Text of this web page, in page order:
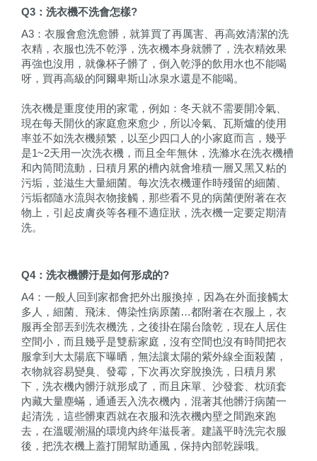
Q3 ：洗衣機不洗會怎樣?
A3：衣服會愈洗愈髒，就算買了再厲害、再高效清潔的洗
衣精，衣服也洗不乾淨，洗衣機本身就髒了，洗衣精效果
再強也沒用，就像杯子髒了，倒入乾淨的飲用水也不能喝
呀，買再高級的阿爾卑斯山冰泉水還是不能喝。
洗衣機是重度使用的家電，例如：冬天就不需要開冷氣、
現在每天開伙的家庭愈來愈少，所以冷氣、瓦斯爐的使用
率並不如洗衣機頻繁，以至少四口人的小家庭而言，幾乎
是1~2天用一次洗衣機，而且全年無休，洗滌水在洗衣機槽
和內筒間流動，日積月累的槽內就會堆積一層又黑又粘的
污垢，並滋生大量細菌。每次洗衣機運作時殘留的細菌、
污垢都隨水流與衣物接觸，那些看不見的病菌便附著在衣
物上，引起皮膚炎等各種不適症狀，洗衣機一定要定期清
洗。
Q4：洗衣機髒汙是如何形成的?
A4：一般人回到家都會把外出服換掉，因為在外面接觸太
多人，細菌、飛沫、傳染性病原菌…都附著在衣服上，衣
服再全部丟到洗衣機洗，之後掛在陽台陰乾，現在人居住
空間小，而且幾乎是雙薪家庭，沒有空間也沒有時間把衣
服拿到大太陽底下曝晒，無法讓太陽的紫外線全面殺菌，
衣物就容易變臭、發霉，下次再次穿脫換洗，日積月累
下，洗衣機內髒汙就形成了，而且床單、沙發套、枕頭套
內藏大量塵蟎，通通丟入洗衣機內，混著其他髒汙病菌一
起清洗，這些髒東西就在衣服和洗衣機內壁之間跑來跑
去，在溫暖潮濕的環境內終年滋長著。建議平時洗完衣服
後，把洗衣機上蓋打開幫助通風，保持內部乾躁哦。